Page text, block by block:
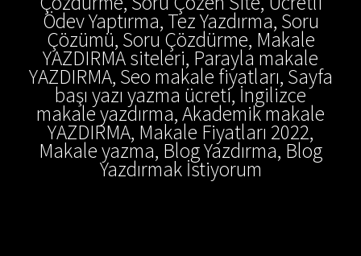
Ödev Yaptırma, Tez Yazdırma, Soru
Çözümü, Soru Çözdürme, Makale
YAZDIRMA siteleri, Parayla makale
YAZDIRMA, Seo makale fiyatları, Sayfa
başı yazı yazma ücreti, İngilizce
makale yazdırma, Akademik makale
YAZDIRMA, Makale Fiyatları 2022,
Makale yazma, Blog Yazdırma, Blog
Yazdırmak İstiyorum